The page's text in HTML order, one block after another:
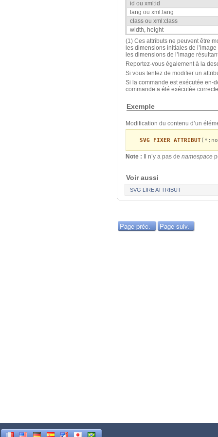
id ou xml:id
lang ou xml:lang
class ou xml:class
width, height
(1) Ces attributs ne peuvent être
les dimensions initiales de
les dimensions de l’image
Reportez-vous également à la
Si vous tentez de modifier un
Si la commande est exécutée en-
commande a été exécutée
Exemple
Modification du contenu d’un
SVG FIXER ATTRIBUT
Note : Il n’y a pas de namespace
Voir aussi
SVG LIRE ATTRIBUT
Page préc. Page suiv.